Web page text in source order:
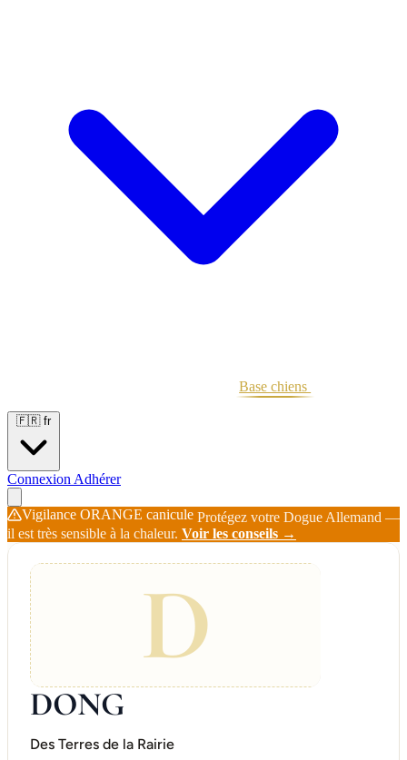
Base chiens
🇫🇷 fr
Connexion Adhérer
Vigilance ORANGE canicule Protégez votre Dogue Allemand —
il est très sensible à la chaleur. Voir les conseils →
D
DONG
Des Terres de la Rairie